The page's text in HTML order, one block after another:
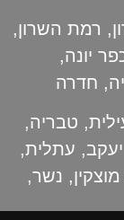
, רמת השרון,
יונה,
, חדרה
, טבריה,
יעקב, עתלית,
, נשר,